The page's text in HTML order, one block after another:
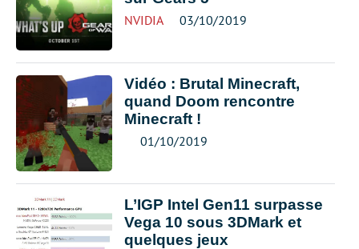
NVIDIA 03/10/2019
Vidéo : Brutal Minecraft,
quand Doom rencontre
Minecraft !
01/10/2019
L’IGP Intel Gen11 surpasse
Vega 10 sous 3DMark et
quelques jeux